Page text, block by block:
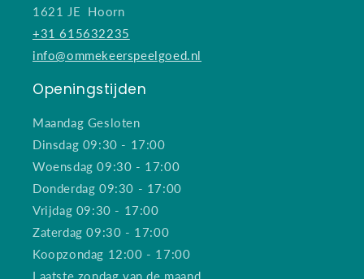
1621 JE Hoorn
+31 615632235
info@ommekeerspeelgoed.nl
Openingstijden
Maandag Gesloten
Dinsdag 09:30 - 17:00
Woensdag 09:30 - 17:00
Donderdag 09:30 - 17:00
Vrijdag 09:30 - 17:00
Zaterdag 09:30 - 17:00
Koopzondag 12:00 - 17:00
Laatste zondag van de maand